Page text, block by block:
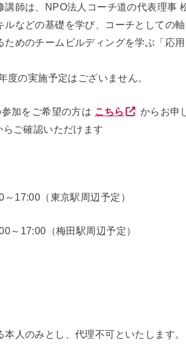
講師は、NPO法人コーチ道の代表理事
ルなどの基礎を学び、コーチとしての
ためのチームビルディングを学ぶ「応
の実施予定はございません。
加をご希望の方は こちら
からお申
らご確認いただけます
17:00（東京駅周辺予定）
～17:00（梅田駅周辺予定）
人のみとし、代理不可といたします。